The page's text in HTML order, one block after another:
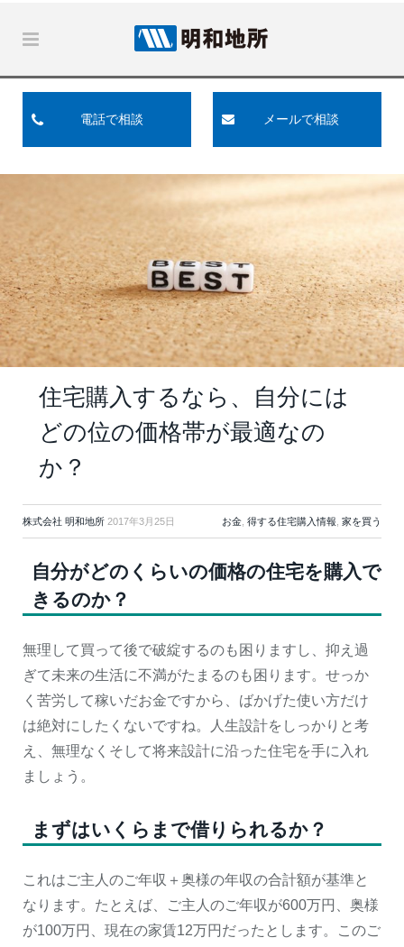
電話で相談 メールで相談
住宅購入するなら、自分には
どの位の価格帯が最適なの
か？
株式会社 明和地所 2017年3月25日 お金, 得する住宅購入情報, 家を買う
自分がどのくらいの価格の住宅を購入で
きるのか？
無理して買って後で破綻するのも困りますし、抑え過
ぎて未来の生活に不満がたまるのも困ります。せっか
く苦労して稼いだお金ですから、ばかげた使い方だけ
は絶対にしたくないですね。人生設計をしっかりと考
え、無理なくそして将来設計に沿った住宅を手に入れ
ましょう。
まずはいくらまで借りられるか？
これはご主人のご年収＋奥様の年収の合計額が基準と
なります。たとえば、ご主人のご年収が600万円、奥様
が100万円、現在の家賃12万円だったとします。このご